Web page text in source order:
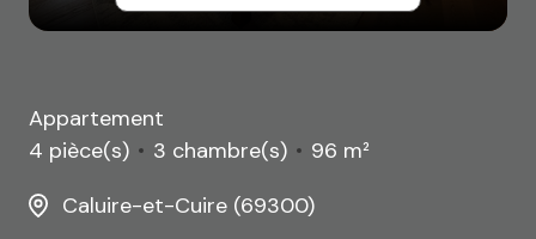
Appartement
4 pièce(s)
3 chambre(s)
96 m²
Caluire-et-Cuire (69300)